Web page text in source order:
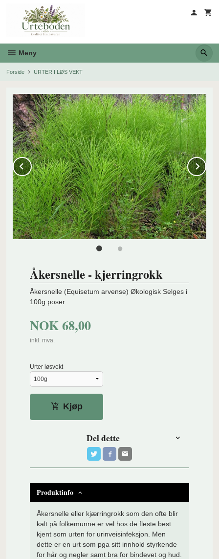
innholdet
Meny
Forside URTER I LØS VEKT
Prev
Åkersnelle - kjerringrokk
Åkersnelle (Equisetum arvense) Økologisk Selges i
100g poser
NOK68,00
inkl. mva.
Urter løsvekt
Kjøp
Del dette
Produktinfo
Åkersnelle eller kjærringrokk som den ofte blir
kalt på folkemunne er vel hos de fleste best
kjent som urten for urinveisinfeksjon. Men
dette er en urt som pga sitt innhold styrkende
for hår og negler samt bra for bindevet og hud.